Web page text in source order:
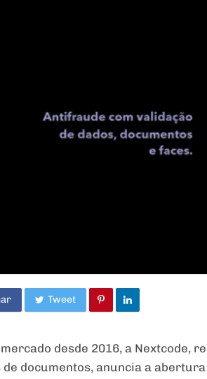
Tweet
desde 2016, a Nextcode,
documentos, anuncia a